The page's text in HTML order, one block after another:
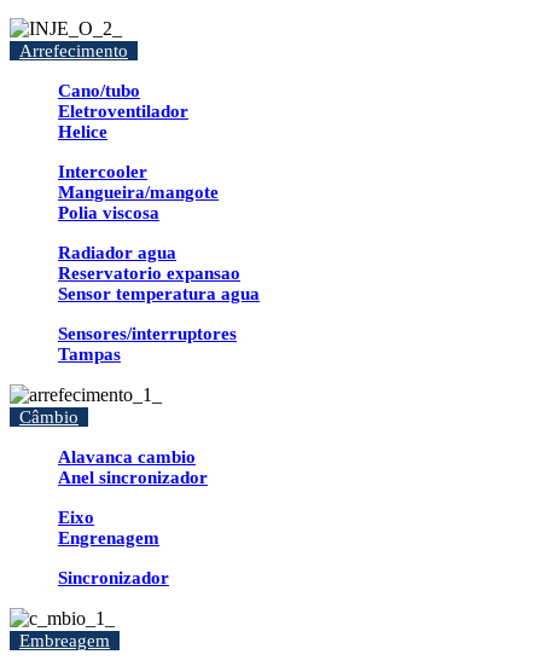
Arrefecimento
Cano/tubo
Eletroventilador
Helice
Intercooler
Mangueira/mangote
Polia viscosa
Radiador agua
Reservatorio expansao
Sensor temperatura agua
Sensores/interruptores
Tampas
Câmbio
Alavanca cambio
Anel sincronizador
Eixo
Engrenagem
Sincronizador
Embreagem